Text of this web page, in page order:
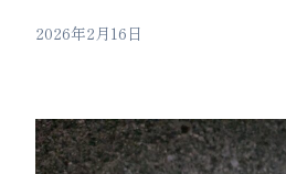
2026年2月16日